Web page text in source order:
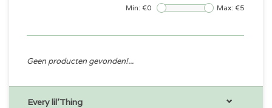
Min: €0 Max: €5
Geen producten gevonden!...
Every lil'Thing